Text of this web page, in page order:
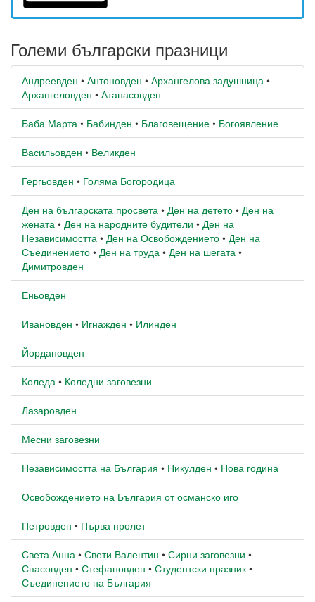
Големи български празници
Андреевден • Антоновден • Архангелова задушница •
Архангеловден • Атанасовден
Баба Марта • Бабинден • Благовещение • Богоявление
Васильовден • Великден
Гергьовден • Голяма Богородица
Ден на българската просвета • Ден на детето • Ден на
жената • Ден на народните будители • Ден на
Независимостта • Ден на Освобождението • Ден на
Съединението • Ден на труда • Ден на шегата •
Димитровден
Еньовден
Ивановден • Игнажден • Илинден
Йордановден
Коледа • Коледни заговезни
Лазаровден
Месни заговезни
Независимостта на България • Никулден • Нова година
Освобождението на България от османско иго
Петровден • Първа пролет
Света Анна • Свети Валентин • Сирни заговезни •
Спасовден • Стефановден • Студентски празник •
Съединението на България